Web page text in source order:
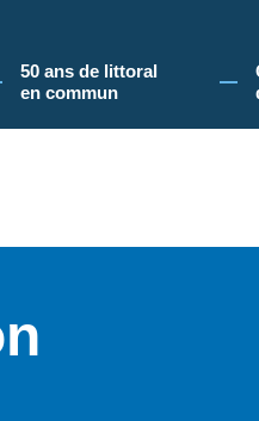
sur le site du
50 ans de littoral
en commun​